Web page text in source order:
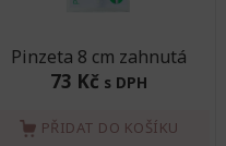
Pinzeta 8 cm zahnutá
73 Kč s DPH
PŘIDAT DO KOŠÍKU